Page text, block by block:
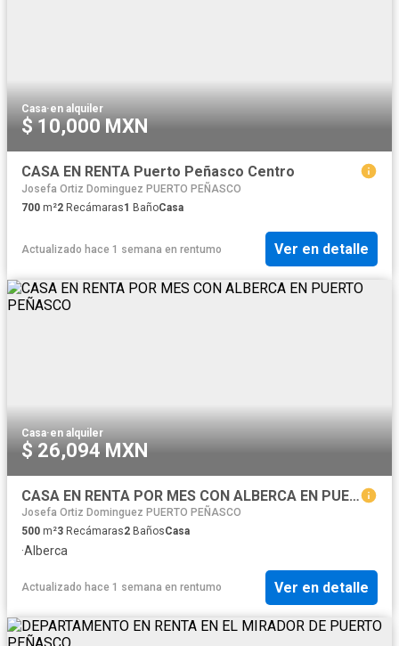
Casa·en alquiler
$ 10,000 MXN
CASA EN RENTA Puerto Peñasco Centro
Josefa Ortiz Dominguez PUERTO PEÑASCO
700 m²2 Recámaras1 BañoCasa
Actualizado hace 1 semana en rentumo Ver en detalle
Casa·en alquiler
$ 26,094 MXN
CASA EN RENTA POR MES CON ALBERCA EN PUERTO PEÑASCO
Josefa Ortiz Dominguez PUERTO PEÑASCO
500 m²3 Recámaras2 BañosCasa
·Alberca
Actualizado hace 1 semana en rentumo Ver en detalle